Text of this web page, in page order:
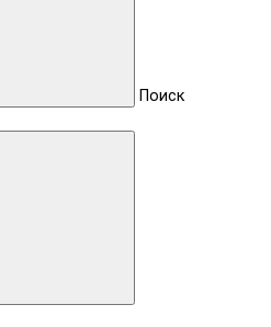
Поиск